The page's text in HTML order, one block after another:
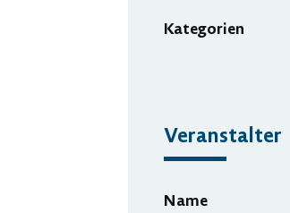
Kategorien
Veranstalter
Name